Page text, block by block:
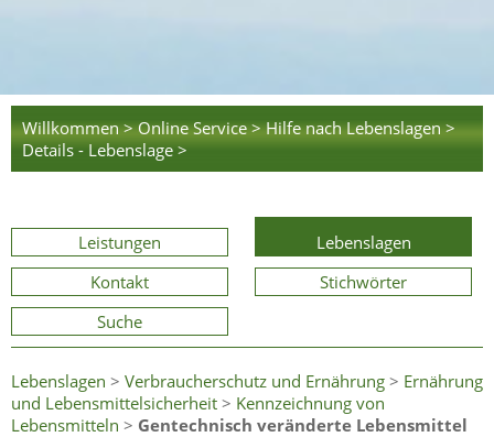
Willkommen > Online Service > Hilfe nach Lebenslagen >
Details - Lebenslage >
Leistungen
Lebenslagen
Kontakt
Stichwörter
Suche
Lebenslagen > Verbraucherschutz und Ernährung > Ernährung
und Lebensmittelsicherheit > Kennzeichnung von
Lebensmitteln > Gentechnisch veränderte Lebensmittel